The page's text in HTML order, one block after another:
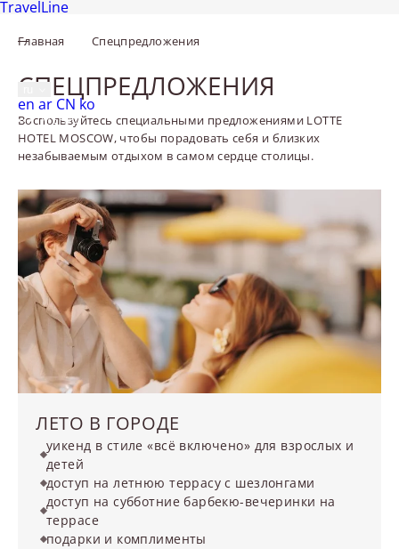
English
en العربية
ar 中文
CN 한국어
ko
МЕНЮ
TravelLine
Главная Спецпредложения
СПЕЦПРЕДЛОЖЕНИЯ
Воспользуйтесь специальными предложениями LOTTE
HOTEL MOSCOW, чтобы порадовать себя и близких
незабываемым отдыхом в самом сердце столицы.
ЛЕТО В ГОРОДЕ
уикенд в стиле «всё включено» для взрослых и
детей
доступ на летнюю террасу с шезлонгами
доступ на субботние барбекю-вечеринки на
террасе
подарки и комплименты